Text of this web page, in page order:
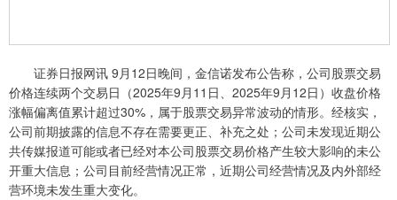
证券日报网讯 9月12日晚间，金信诺发布公告称，公司股票交易
价格连续两个交易日（2025年9月11日、2025年9月12日）收盘价格
涨幅偏离值累计超过30%，属于股票交易异常波动的情形。经核实，
公司前期披露的信息不存在需要更正、补充之处；公司未发现近期公
共传媒报道可能或者已经对本公司股票交易价格产生较大影响的未公
开重大信息；公司目前经营情况正常，近期公司经营情况及内外部经
营环境未发生重大变化。